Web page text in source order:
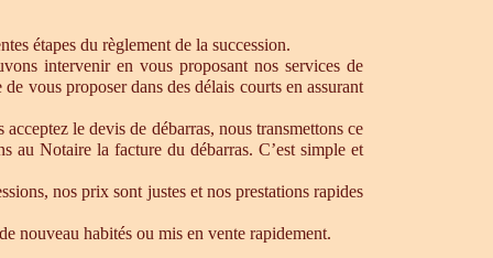
étapes du règlement de la succession.
intervenir en vous proposant nos services de
vous proposer dans des délais courts en assurant
le devis de débarras, nous transmettons ce
au Notaire la facture du débarras. C’est simple et
nos prix sont justes et nos prestations rapides
nouveau habités ou mis en vente rapidement.